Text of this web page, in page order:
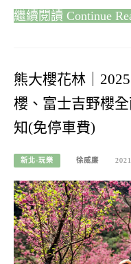
Continue
熊大櫻花林｜
櫻、富士吉野櫻
知(免停車費)
新北-玩樂 徐威廉